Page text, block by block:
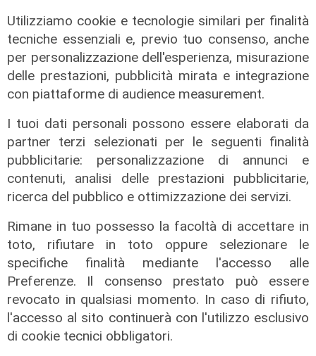
Utilizziamo cookie e tecnologie similari per finalità
tecniche essenziali e, previo tuo consenso, anche
per personalizzazione dell'esperienza, misurazione
delle prestazioni, pubblicità mirata e integrazione
con piattaforme di audience measurement.
I tuoi dati personali possono essere elaborati da
partner terzi selezionati per le seguenti finalità
pubblicitarie: personalizzazione di annunci e
contenuti, analisi delle prestazioni pubblicitarie,
ricerca del pubblico e ottimizzazione dei servizi.
Rimane in tuo possesso la facoltà di accettare in
toto, rifiutare in toto oppure selezionare le
specifiche finalità mediante l'accesso alle
Preferenze. Il consenso prestato può essere
revocato in qualsiasi momento. In caso di rifiuto,
l'accesso al sito continuerà con l'utilizzo esclusivo
di cookie tecnici obbligatori.
di F.S.
I consigli dell'esperto
Creme solari e conservazione dei
farmaci in estate: cosa sapere
05/08/2026
di Filippo Serio